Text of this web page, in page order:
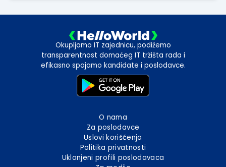
Okupljamo IT zajednicu, podižemo
transparentnost domaćeg IT tržišta rada i
efikasno spajamo kandidate i poslodavce.
O nama
Za poslodavce
Uslovi korišćenja
Politika privatnosti
Uklonjeni profili poslodavaca